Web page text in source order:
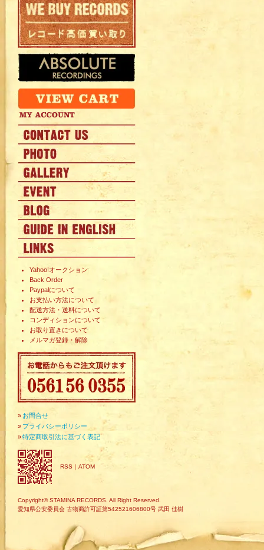
Yahoo!オークション
Back Order
Paypalについて
お支払い方法について
配送方法・送料について
コンディションについて
お取り置きについて
メルマガ登録・解除
» お問合せ
» プライバシーポリシー
»特定商取引法に基づく表記
RSS ｜ ATOM
Copyright© STAMINA RECORDS. All Right Reserved.
愛知県公安委員会 古物商許可証第542521606800号 武田 佳樹